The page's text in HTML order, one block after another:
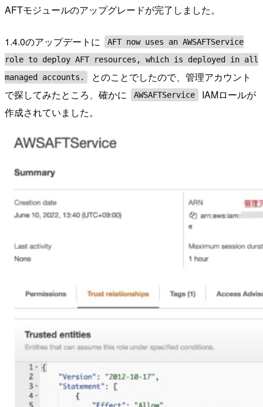
AFTモジュールのアップグレードが完了しました。
1.4.0のアップデートに
AFT now uses an AWSAFTService
role to deploy AFT resources, which is deployed in all
managed accounts.
とのことでしたので、管理アカウント
で探してみたところ、確かに
AWSAFTService
IAMロールが
作成されていました。